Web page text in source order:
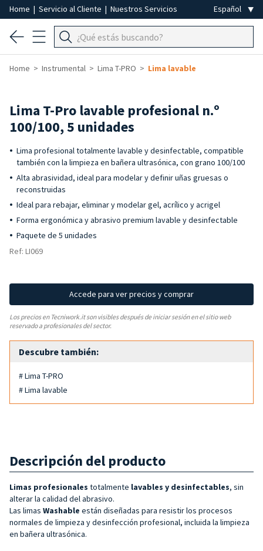
Home | Servicio al Cliente | Nuestros Servicios
Home Instrumental Lima T-PRO Lima lavable
Lima T-Pro lavable profesional n.º
100/100, 5 unidades
Lima profesional totalmente lavable y desinfectable, compatible
también con la limpieza en bañera ultrasónica, con grano 100/100
Alta abrasividad, ideal para modelar y definir uñas gruesas o
reconstruidas
Ideal para rebajar, eliminar y modelar gel, acrílico y acrigel
Forma ergonómica y abrasivo premium lavable y desinfectable
Paquete de 5 unidades
Ref: LI069
Accede para ver precios y comprar
Los precios en Tecniwork.it son visibles después de iniciar sesión en el sitio web
reservado a profesionales del sector.
Descubre también:
# Lima T-PRO
# Lima lavable
Descripción del producto
Limas profesionales totalmente lavables y desinfectables, sin
alterar la calidad del abrasivo.
Las limas Washable están diseñadas para resistir los procesos
normales de limpieza y desinfección profesional, incluida la limpieza
en bañera ultrasónica.